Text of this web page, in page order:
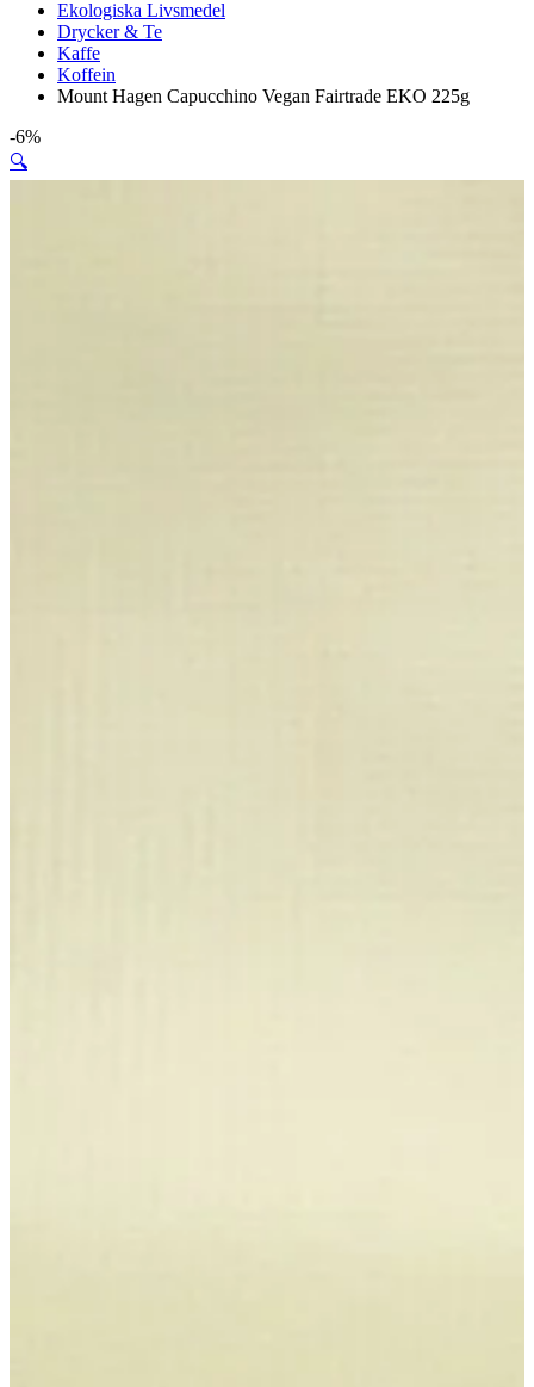
Ekologiska Livsmedel
Drycker & Te
Kaffe
Koffein
Mount Hagen Capucchino Vegan Fairtrade EKO 225g
-6%
🔍